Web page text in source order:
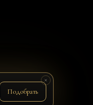
Подобрать